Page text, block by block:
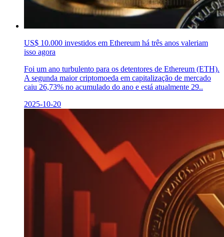
US$ 10.000 investidos em Ethereum há três anos valeriam
isso agora
Foi um ano turbulento para os detentores de Ethereum (ETH).
A segunda maior criptomoeda em capitalização de mercado
caiu 26,73% no acumulado do ano e está atualmente 29..
2025-10-20